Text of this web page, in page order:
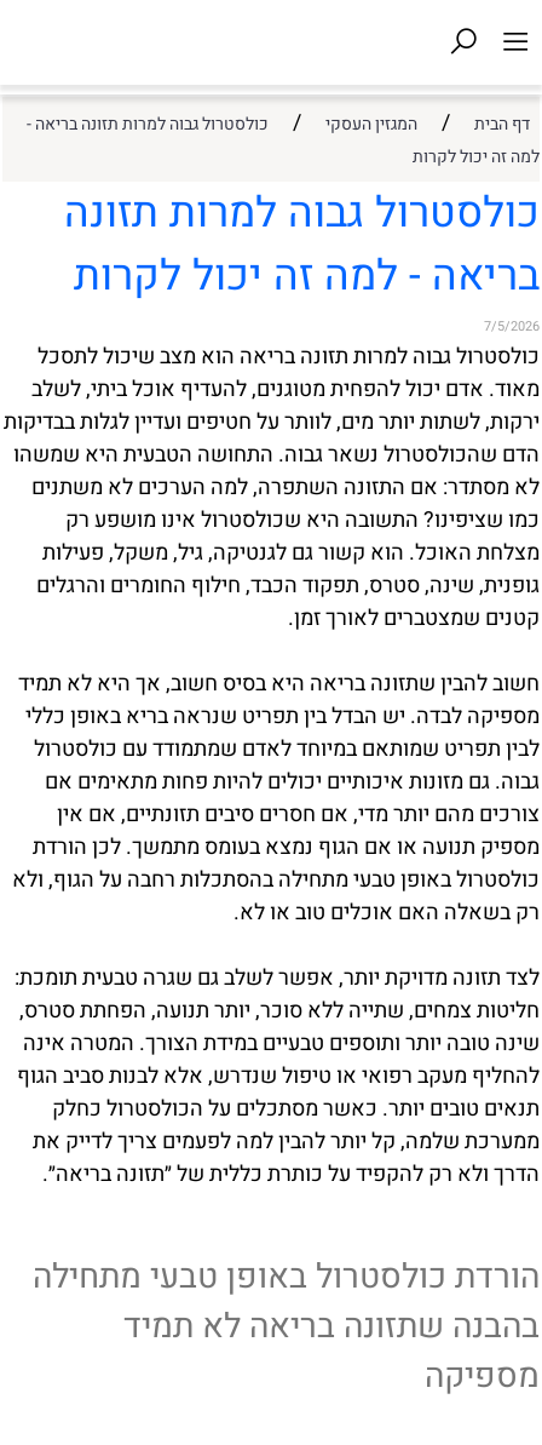
דף הבית / המגזין העסקי /
כולסטרול גבוה למרות תזונה בריאה -
למה זה יכול לקרות
כולסטרול גבוה למרות תזונה
בריאה - למה זה יכול לקרות
7/5/2026
כולסטרול גבוה למרות תזונה בריאה הוא מצב שיכול לתסכל
מאוד. אדם יכול להפחית מטוגנים, להעדיף אוכל ביתי, לשלב
ירקות, לשתות יותר מים, לוותר על חטיפים ועדיין לגלות בבדיקות
הדם שהכולסטרול נשאר גבוה. התחושה הטבעית היא שמשהו
לא מסתדר: אם התזונה השתפרה, למה הערכים לא משתנים
כמו שציפינו? התשובה היא שכולסטרול אינו מושפע רק
מצלחת האוכל. הוא קשור גם לגנטיקה, גיל, משקל, פעילות
גופנית, שינה, סטרס, תפקוד הכבד, חילוף החומרים והרגלים
קטנים שמצטברים לאורך זמן.
חשוב להבין שתזונה בריאה היא בסיס חשוב, אך היא לא תמיד
מספיקה לבדה. יש הבדל בין תפריט שנראה בריא באופן כללי
לבין תפריט שמותאם במיוחד לאדם שמתמודד עם כולסטרול
גבוה. גם מזונות איכותיים יכולים להיות פחות מתאימים אם
צורכים מהם יותר מדי, אם חסרים סיבים תזונתיים, אם אין
מספיק תנועה או אם הגוף נמצא בעומס מתמשך. לכן הורדת
כולסטרול באופן טבעי מתחילה בהסתכלות רחבה על הגוף, ולא
רק בשאלה האם אוכלים טוב או לא.
לצד תזונה מדויקת יותר, אפשר לשלב גם שגרה טבעית תומכת:
חליטות צמחים, שתייה ללא סוכר, יותר תנועה, הפחתת סטרס,
שינה טובה יותר ותוספים טבעיים במידת הצורך. המטרה אינה
להחליף מעקב רפואי או טיפול שנדרש, אלא לבנות סביב הגוף
תנאים טובים יותר. כאשר מסתכלים על הכולסטרול כחלק
ממערכת שלמה, קל יותר להבין למה לפעמים צריך לדייק את
הדרך ולא רק להקפיד על כותרת כללית של ״תזונה בריאה״.
הורדת כולסטרול באופן טבעי מתחילה
בהבנה שתזונה בריאה לא תמיד
מספיקה